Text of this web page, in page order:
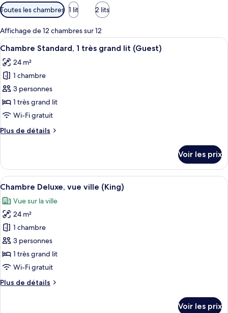
Filtres
disponibles
pour
les
chambres
Toutes les chambres 1 lit 2 lits
Affichage de 12 chambres sur 12
Afficher
toutes
les
photos
pour
ce
type
chambre :
très
grand
lit
(Guest)
Une chambre d’hôtel dotée d’un
6
Chambre Standard, 1 très grand lit (Guest)
24 m²
1 chambre
3 personnes
1 très grand lit
Wi-Fi gratuit
Plus de détails
Plus
le
type
de
Chambre
Standard,
très
grand
lit
(Guest)
Voir les prix
Afficher
toutes
les
photos
pour
ce
type
de
chambre :
Chambre
Une chambre d’hôtel avec un grand
7
Chambre Deluxe, vue ville (King)
Vue sur la ville
24 m²
1 chambre
3 personnes
1 très grand lit
Wi-Fi gratuit
Plus de détails
Plus
Voir les prix